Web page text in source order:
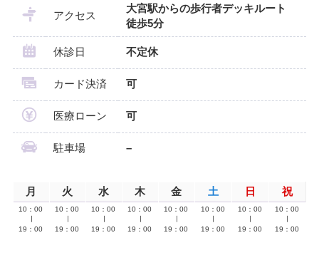
アクセス
大宮駅からの歩行者デッキルート
徒歩5分
休診日 不定休
カード決済 可
医療ローン 可
駐車場 –
月 火 水 木 金 土 日 祝
10：00
19：00
10：00
19：00
10：00
19：00
10：00
19：00
10：00
19：00
10：00
19：00
10：00
19：00
10：00
19：00